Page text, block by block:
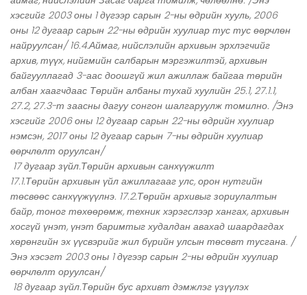
хэсгийг 2003 оны 1 дүгээр сарын 2-ны өдрийн хууль, 2006
оны 12 дугаар сарын 22-ны өдрийн хуулиар тус тус өөрчлөн
найруулсан/ 16.4.Аймаг, нийслэлийн архивын эрхлэгчийг
архив, түүх, нийгмийн салбарын мэргэжилтэй, архивын
байгууллагад 3-аас доошгүй жил ажиллаж байгаа төрийн
албан хаагчдаас Төрийн албаны тухай хуулийн 25.1, 27.1.1,
27.2, 27.3-т заасны дагуу сонгон шалгаруулж томилно. /Энэ
хэсгийг 2006 оны 12 дугаар сарын 22-ны өдрийн хуулиар
нэмсэн, 2017 оны 12 дугаар сарын 7-ны өдрийн хуулиар
өөрчлөлт оруулсан/
17 дугаар зүйл.Төрийн архивын санхүүжилт
17.1.Төрийн архивын үйл ажиллагааг улс, орон нутгийн
төсвөөс санхүүжүүлнэ. 17.2.Төрийн архивыг зориулалтын
байр, тоног төхөөрөмж, техник хэрэгслээр хангах, архивын
хосгүй үнэт, үнэт баримтыг худалдан авахад шаардагдах
хөрөнгийн эх үүсвэрийг жил бүрийн улсын төсөвт тусгана. /
Энэ хэсэгт 2003 оны 1 дүгээр сарын 2-ны өдрийн хуулиар
өөрчлөлт оруулсан/
18 дугаар зүйл.Төрийн бус архивт дэмжлэг үзүүлэх